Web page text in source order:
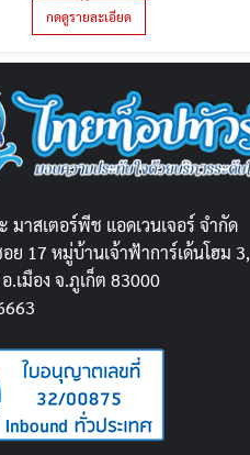
กดดูรายละเอียด
มาสเตอร์พีช แอดเวนเจอร์ จำกัด
ย 17 หมู่บ้านเจ้าฟ้าการ์เด้นโฮม 3,
.เมือง จ.ภูเก็ต 83000